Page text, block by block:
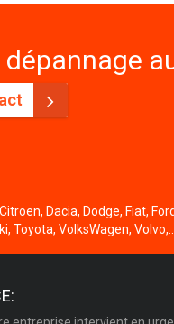
Dacia, Dodge, Fiat,
Toyota, VolksWagen,